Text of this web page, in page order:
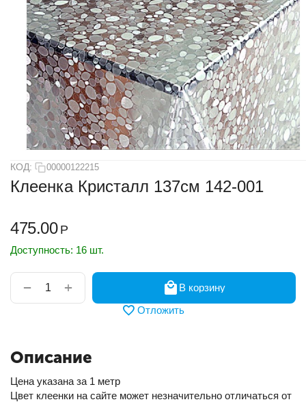
КОД: 00000122215
Клеенка Кристалл 137см 142-001
475.00 Р
Доступность: 16 шт.
+
−
В корзину
Отложить
Описание
Цена указана за 1 метр
Цвет клеенки на сайте может незначительно отличаться от